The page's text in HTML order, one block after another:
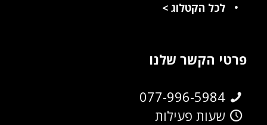
לכל הקטלוג>
פרטי הקשר שלנו
077-996-5984
שעות פעילות